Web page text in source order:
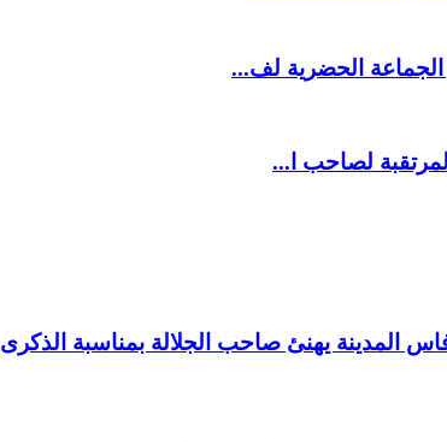
الحضرية لف...
لصاحب ا...
صاحب الجلالة بمناسبة الذكرى 27 لعيد العرش المجيد.